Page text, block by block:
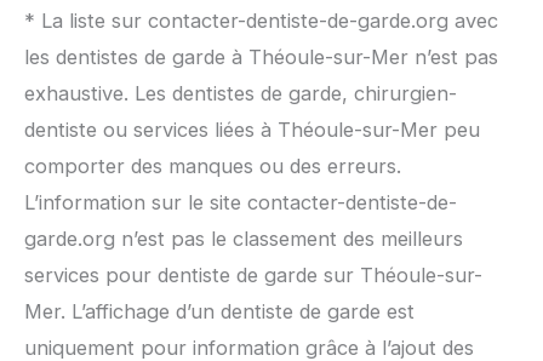
* La liste sur contacter-dentiste-de-garde.org avec
les dentistes de garde à Théoule-sur-Mer n’est pas
exhaustive. Les dentistes de garde, chirurgien-
dentiste ou services liées à Théoule-sur-Mer peu
comporter des manques ou des erreurs.
L’information sur le site contacter-dentiste-de-
garde.org n’est pas le classement des meilleurs
services pour dentiste de garde sur Théoule-sur-
Mer. L’affichage d’un dentiste de garde est
uniquement pour information grâce à l’ajout des